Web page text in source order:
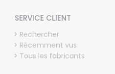
SERVICE CLIENT
Rechercher
Récemment vus
Tous les fabricants